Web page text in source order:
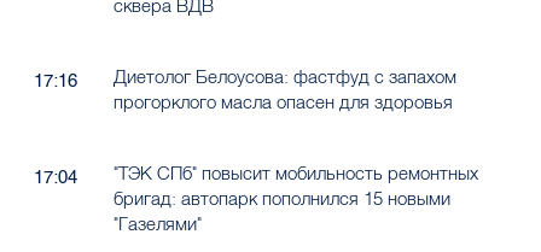
сквера ВДВ
17:16
Диетолог Белоусова: фастфуд с запахом
прогорклого масла опасен для здоровья
17:04
"ТЭК СПб" повысит мобильность ремонтных
бригад: автопарк пополнился 15 новыми
"Газелями"